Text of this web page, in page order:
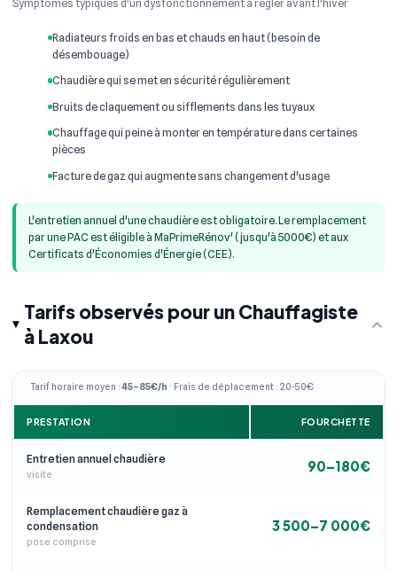
Symptômes typiques d'un dysfonctionnement à régler avant l'hiver
Radiateurs froids en bas et chauds en haut (besoin de
désembouage)
Chaudière qui se met en sécurité régulièrement
Bruits de claquement ou sifflements dans les tuyaux
Chauffage qui peine à monter en température dans certaines
pièces
Facture de gaz qui augmente sans changement d'usage
L'entretien annuel d'une chaudière est obligatoire. Le remplacement
par une PAC est éligible à MaPrimeRénov' (jusqu'à 5000€) et aux
Certificats d'Économies d'Énergie (CEE).
Tarifs observés pour un Chauffagiste
à Laxou
Tarif horaire moyen :45–85€/h · Frais de déplacement : 20-50€
PRESTATION FOURCHETTE
Entretien annuel chaudière
visite 90–180€
Remplacement chaudière gaz à
condensation
pose comprise
3 500–7 000€